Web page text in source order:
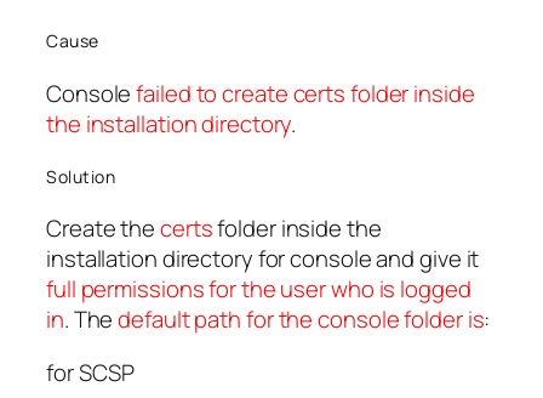
Cause
Consolefailed to createcertsfolder inside
the installation directory.
Solution
Create thecertsfolder inside the
installation directory for console and give it
full permissions for the user who is logged
in. Thedefault path for the console folder is:
for SCSP